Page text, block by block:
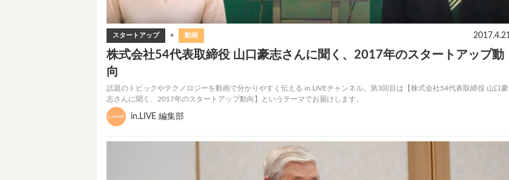
スタートアップ × 動画 2017.4.21
株式会社54代表取締役 山口豪志さんに聞く、2017年のスタートアップ動
向
話題のトピックやテクノロジーを動画で分かりやすく伝える in.LIVEチャンネル。第3回目は【株式会社54代表取締役 山口豪
志さんに聞く、2017年のスタートアップ動向】というテーマでお届けします。
in.LIVE 編集部